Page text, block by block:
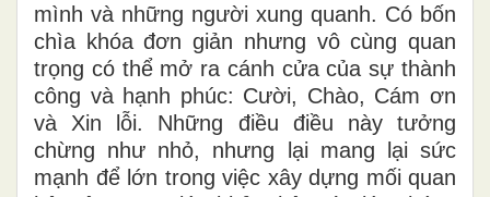
mình và những người xung quanh. Có bốn
chìa khóa đơn giản nhưng vô cùng quan
trọng có thể mở ra cánh cửa của sự thành
công và hạnh phúc: Cười, Chào, Cám ơn
và Xin lỗi. Những điều điều này tưởng
chừng như nhỏ, nhưng lại mang lại sức
mạnh để lớn trong việc xây dựng mối quan